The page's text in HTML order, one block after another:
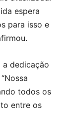
espera
para isso e
a dedicação
todos os
entre os